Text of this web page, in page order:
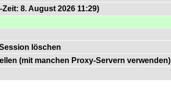
8. August 2026 11:29)
löschen
(mit manchen Proxy-Servern verwenden)